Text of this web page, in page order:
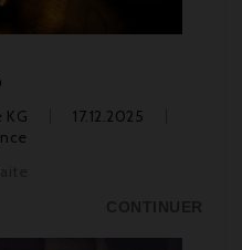
17.12.2025